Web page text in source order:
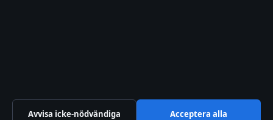
Avvisa icke-nödvändiga Acceptera alla